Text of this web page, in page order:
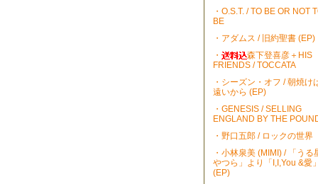
・O.S.T. / TO BE OR NOT
BE
・アダムス / 旧約聖書 (EP)
・
森下登喜彦＋HIS
FRIENDS / TOCCATA
・シーズン・オフ / 朝焼け
遠いから (EP)
・GENESIS / SELLING
ENGLAND BY THE
・野口五郎 / ロックの世界
・小林泉美 (MIMI) / 「うる
やつら」より「I,I,You &愛」
(EP)